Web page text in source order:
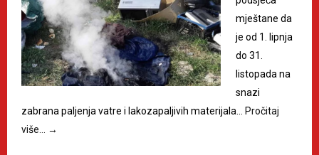
mještane da
je od 1. lipnja
do 31.
listopada na
snazi
zabrana paljenja vatre i lakozapaljivih materijala… Pročitaj
više… →